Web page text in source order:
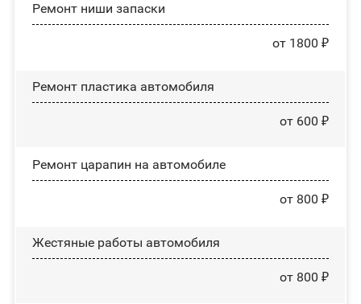
Ремонт ниши запаски
от 1800 ₽
Ремонт пластика автомобиля
от 600 ₽
Ремонт царапин на автомобиле
от 800 ₽
Жестяные работы автомобиля
от 800 ₽